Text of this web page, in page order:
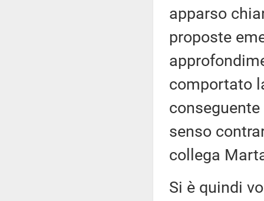
apparso
proposte
comportato
senso
collega
Si è quindi